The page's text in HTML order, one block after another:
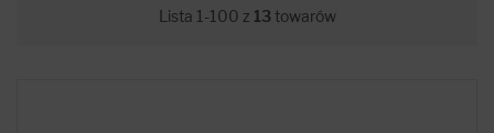
Lista 1-100 z 13 towarów